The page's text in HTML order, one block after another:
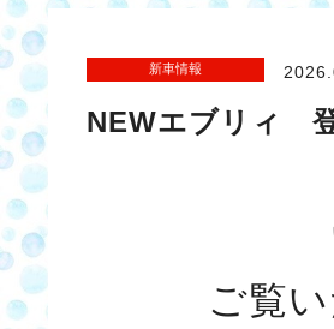
新車情報
NEWエブリィ 登
ご覧